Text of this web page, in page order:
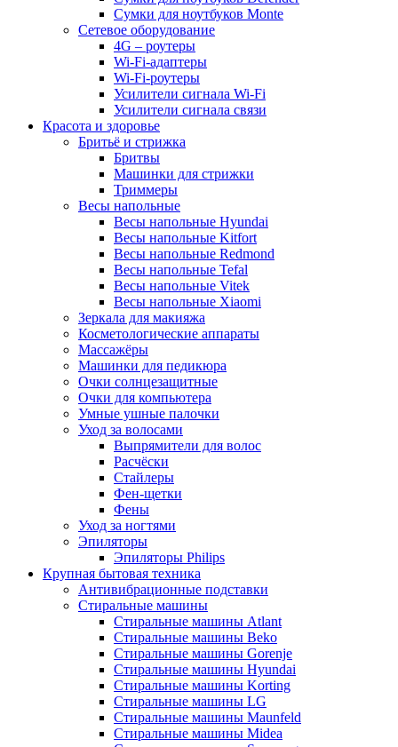
Сумки для ноутбуков Monte
Сетевое оборудование
4G – роутеры
Wi-Fi-адаптеры
Wi-Fi-роутеры
Усилители сигнала Wi-Fi
Усилители сигнала связи
Красота и здоровье
Бритьё и стрижка
Бритвы
Машинки для стрижки
Триммеры
Весы напольные
Весы напольные Hyundai
Весы напольные Kitfort
Весы напольные Redmond
Весы напольные Tefal
Весы напольные Vitek
Весы напольные Xiaomi
Зеркала для макияжа
Косметологические аппараты
Массажёры
Машинки для педикюра
Очки cолнцезащитные
Очки для компьютера
Умные ушные палочки
Уход за волосами
Выпрямители для волос
Расчёски
Стайлеры
Фен-щетки
Фены
Уход за ногтями
Эпиляторы
Эпиляторы Philips
Крупная бытовая техника
Антивибрационные подставки
Стиральные машины
Стиральные машины Atlant
Стиральные машины Beko
Стиральные машины Gorenje
Стиральные машины Hyundai
Стиральные машины Korting
Стиральные машины LG
Стиральные машины Maunfeld
Стиральные машины Midea